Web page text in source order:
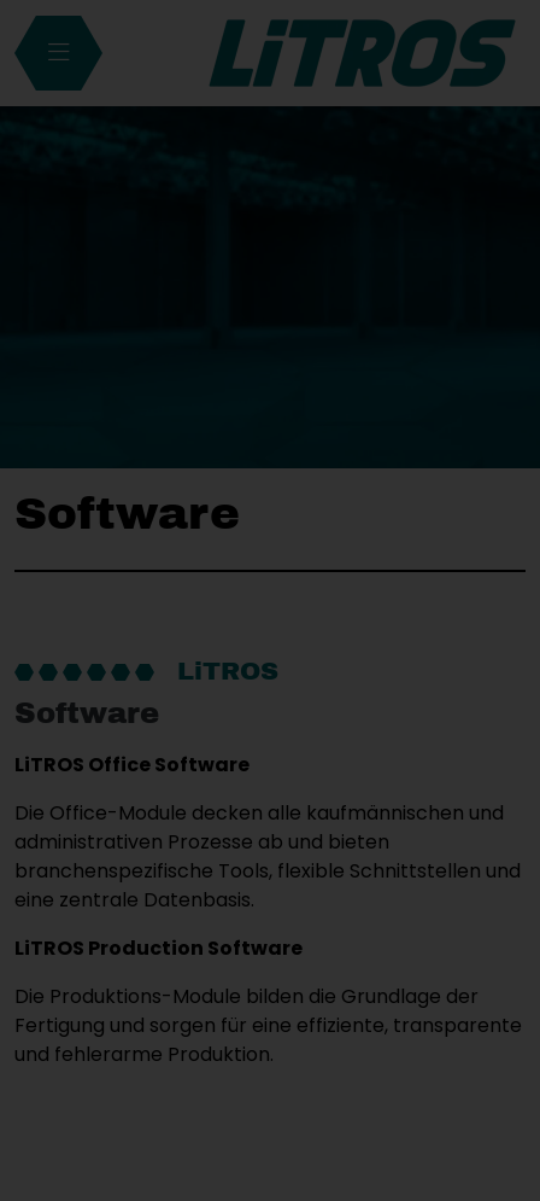
Software
LiTROS
Software
LiTROS Office Software
Die Office-Module decken alle kaufmännischen und
administrativen Prozesse ab und bieten
branchenspezifische Tools, flexible Schnittstellen und
eine zentrale Datenbasis.
LiTROS Production Software
Die Produktions-Module bilden die Grundlage der
Fertigung und sorgen für eine effiziente, transparente
und fehlerarme Produktion.